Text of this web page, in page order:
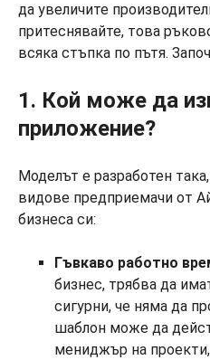
да увеличите
притеснявайте, това
всяка стъпка по пътя.
1. Кой може да
приложение?
Моделът е разработен
видове предприемачи от
бизнеса си:
Гъвкаво работно
бизнес, трябва да
сигурни, че няма да
шаблон може да
мениджър на